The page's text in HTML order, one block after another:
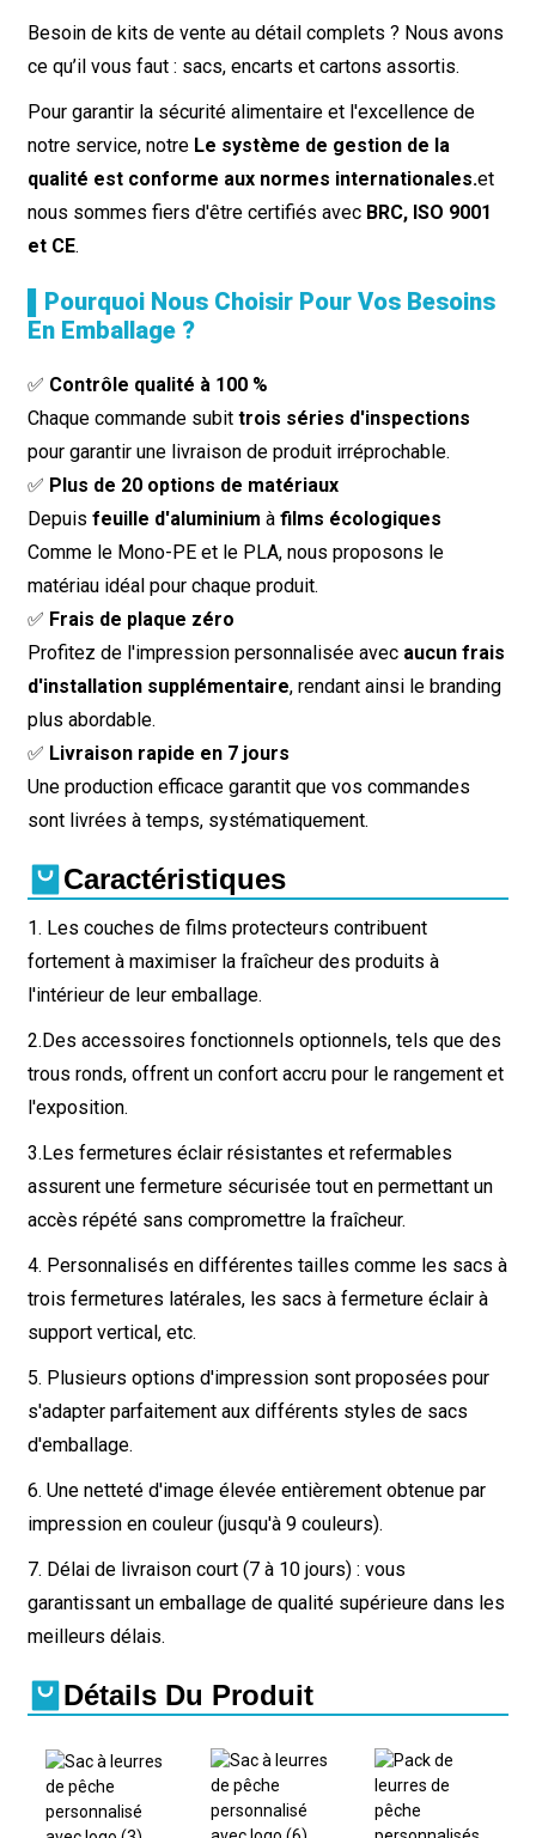
Besoin de kits de vente au détail complets ? Nous avons
ce qu’il vous faut : sacs, encarts et cartons assortis.
Pour garantir la sécurité alimentaire et l'excellence de
notre service, notre Le système de gestion de la
qualité est conforme aux normes internationales.et
nous sommes fiers d'être certifiés avec BRC, ISO 9001
et CE.
▌Pourquoi Nous Choisir Pour Vos Besoins
En Emballage ?
✅ Contrôle qualité à 100 %
Chaque commande subit trois séries d'inspections
pour garantir une livraison de produit irréprochable.
✅ Plus de 20 options de matériaux
Depuis feuille d'aluminium à films écologiques
Comme le Mono-PE et le PLA, nous proposons le
matériau idéal pour chaque produit.
✅ Frais de plaque zéro
Profitez de l'impression personnalisée avec aucun frais
d'installation supplémentaire, rendant ainsi le branding
plus abordable.
✅ Livraison rapide en 7 jours
Une production efficace garantit que vos commandes
sont livrées à temps, systématiquement.
Caractéristiques
1. Les couches de films protecteurs contribuent
fortement à maximiser la fraîcheur des produits à
l'intérieur de leur emballage.
2. Des accessoires fonctionnels optionnels, tels que des
trous ronds, offrent un confort accru pour le rangement et
l'exposition.
3. Les fermetures éclair résistantes et refermables
assurent une fermeture sécurisée tout en permettant un
accès répété sans compromettre la fraîcheur.
4. Personnalisés en différentes tailles comme les sacs à
trois fermetures latérales, les sacs à fermeture éclair à
support vertical, etc.
5. Plusieurs options d'impression sont proposées pour
s'adapter parfaitement aux différents styles de sacs
d'emballage.
6. Une netteté d'image élevée entièrement obtenue par
impression en couleur (jusqu'à 9 couleurs).
7. Délai de livraison court (7 à 10 jours) : vous
garantissant un emballage de qualité supérieure dans les
meilleurs délais.
Détails Du Produit